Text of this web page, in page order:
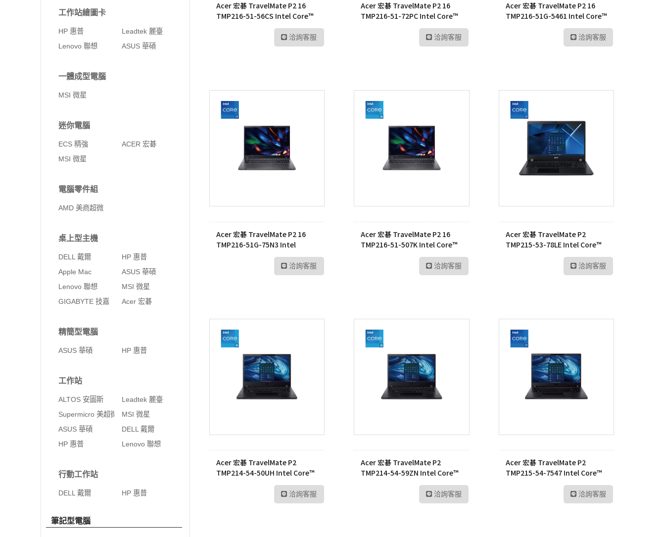
工作站繪圖卡
HP 惠普
Leadtek 麗臺
Lenovo 聯想
ASUS 華碩
一體成型電腦
MSI 微星
迷你電腦
ECS 精強
ACER 宏碁
MSI 微星
電腦零件組
AMD 美商超微
桌上型主機
DELL 戴爾
HP 惠普
Apple Mac
ASUS 華碩
Lenovo 聯想
MSI 微星
GIGABYTE 技嘉
Acer 宏碁
精簡型電腦
ASUS 華碩 HP 惠普
工作站
ALTOS 安圖斯
Leadtek 麗臺
Supermicro 美超微
MSI 微星
ASUS 華碩
DELL 戴爾
HP 惠普
Lenovo 聯想
行動工作站
DELL 戴爾 HP 惠普
筆記型電腦
Acer 宏碁 TravelMate P2 16
TMP216-51-56CS Intel Core™
i5-1335U 筆記型電腦
洽詢客服
Acer 宏碁 TravelMate P2 16
TMP216-51-72PC Intel Core™
i7-1335U 筆記型電腦
洽詢客服
Acer 宏碁 TravelMate P2 16
TMP216-51G-5461 Intel Core™
i5-1335U 筆記型電腦
洽詢客服
Acer 宏碁 TravelMate P2 16
TMP216-51G-75N3 Intel
Core™ i7-1335U 筆記型電腦
洽詢客服
Acer 宏碁 TravelMate P2 16
TMP216-51-507K Intel Core™
i5-1335U 筆記型電腦
洽詢客服
Acer 宏碁 TravelMate P2
TMP215-53-78LE Intel Core™
i7-1165G7 筆記型電腦
洽詢客服
Acer 宏碁 TravelMate P2
TMP214-54-50UH Intel Core™
i5-1235U 筆記型電腦
洽詢客服
Acer 宏碁 TravelMate P2
TMP214-54-59ZN Intel Core™
i5-1235U 筆記型電腦
洽詢客服
Acer 宏碁 TravelMate P2
TMP215-54-7547 Intel Core™
i7-1255U 筆記型電腦
洽詢客服